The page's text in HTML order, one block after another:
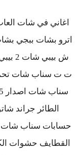
اغاني في شات
اترو بشات ببجي
حسابات سناب شات
القطايف حشوات